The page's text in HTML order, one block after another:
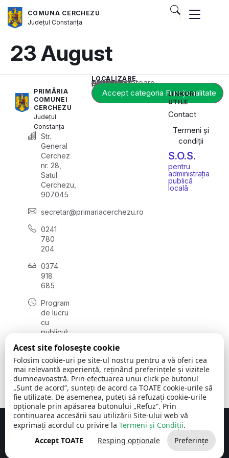
COMUNA CERCHEZU
JudețulConstanța
23 August
PRIMĂRIA
COMUNEI
CERCHEZU
Județul
Constanța
Str.
General
Cerchez
nr. 28,
Satul
Cerchezu,
907045
secretar@primariacerchezu.ro
0241
780
204
0374
918
685
Program
de lucru
cu
publicul:
08:00 -
16:30
, vineri:
08:00 -
14:00
LOCALIZARE
Acest conținut este blocat până când acceptați categoria corespunzătoare de cookie-uri.
Accept categoria Funcționalitate
LINKURI
UTILE
Contact
Termeni și
condiții
S.O.S.
pentru
administrația
publică
locală
Comuna Cerchezu © 2026Toate drepturile rezervate
Concept realizat de Big Media Relații Publice SRL
Acest site folosește cookie
Folosim cookie-uri pe site-ul nostru pentru a vă oferi cea
mai relevantă experiență, reținând preferințele și vizitele
dumneavoastră. Prin efectuarea unui click pe butonul
„Sunt de acord”, sunteți de acord ca TOATE cookie-urile să
fie utilizate. De asemenea, puteți să refuzați cookie-urile
opționale prin apăsarea butonului „Refuz”. Prin
continuarea accesării sau utilizării Site-ului web vă
exprimați acordul cu privire la Termeni și Condiții.
Accept TOATE
Resping opționale Preferințe